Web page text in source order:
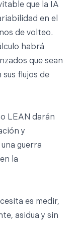
que la IA
en el
de volteo.
habrá
que sean
flujos de
LEAN darán
y
guerra
la
es medir,
asidua y sin